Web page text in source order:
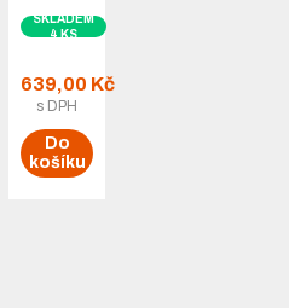
SKLADEM
4 KS
639,00 Kč
s DPH
Do
košíku